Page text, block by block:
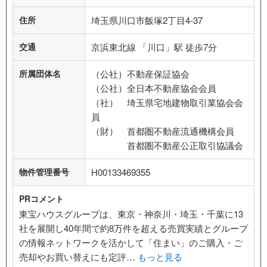
住所 埼玉県川口市飯塚2丁目4-37
交通 京浜東北線 「川口」駅 徒歩7分
所属団体名
（公社）不動産保証協会
（公社）全日本不動産協会会員
（社） 埼玉県宅地建物取引業協会会
員
（財） 首都圏不動産流通機構会員
首都圏不動産公正取引協議会
物件管理番号 H00133469355
PRコメント
東宝ハウスグループは、東京・神奈川・埼玉・千葉に13
社を展開し40年間で約8万件を超える売買実績とグループ
の情報ネットワークを活かして「住まい」のご購入・ご
売却やお買い替えにも定評… もっと見る